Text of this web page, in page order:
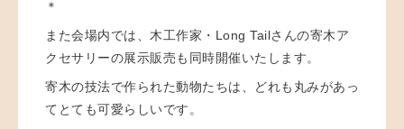
＊
また会場内では、木工作家・Long Tailさんの寄木ア
クセサリーの展示販売も同時開催いたします。
寄木の技法で作られた動物たちは、どれも丸みがあっ
てとても可愛らしいです。